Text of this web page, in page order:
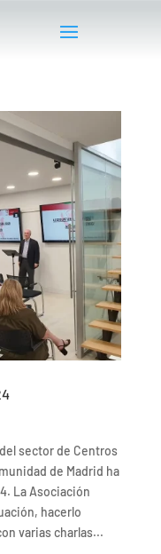
sector de Centros
de Madrid ha
La Asociación
hacerlo
varias charlas...